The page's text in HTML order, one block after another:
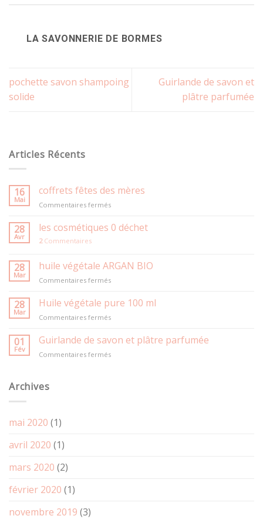
LA SAVONNERIE DE BORMES
pochette savon shampoing
solide
Guirlande de savon et
plâtre parfumée
Articles Récents
16
Mai
coffrets fêtes des mères
Commentaires ferméssur
fêtes
28
Avr
les cosmétiques 0 déchet
2Commentaires
28
Mar
huile végétale ARGAN BIO
Commentaires ferméssur
végétale
BIO
28
Mar
Huile végétale pure 100 ml
Commentaires ferméssur
végétale
100
01
Fév
Guirlande de savon et plâtre parfumée
Commentaires ferméssur
Archives
mai 2020 (1)
avril 2020 (1)
mars 2020 (2)
février 2020 (1)
novembre 2019 (3)